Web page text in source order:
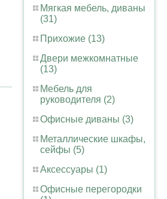
Мягкая мебель, диваны
(31)
Прихожие (13)
Двери межкомнатные
(13)
Мебель для
руководителя (2)
Офисные диваны (3)
Металлические шкафы,
сейфы (5)
Аксессуары (1)
Офисные перегородки